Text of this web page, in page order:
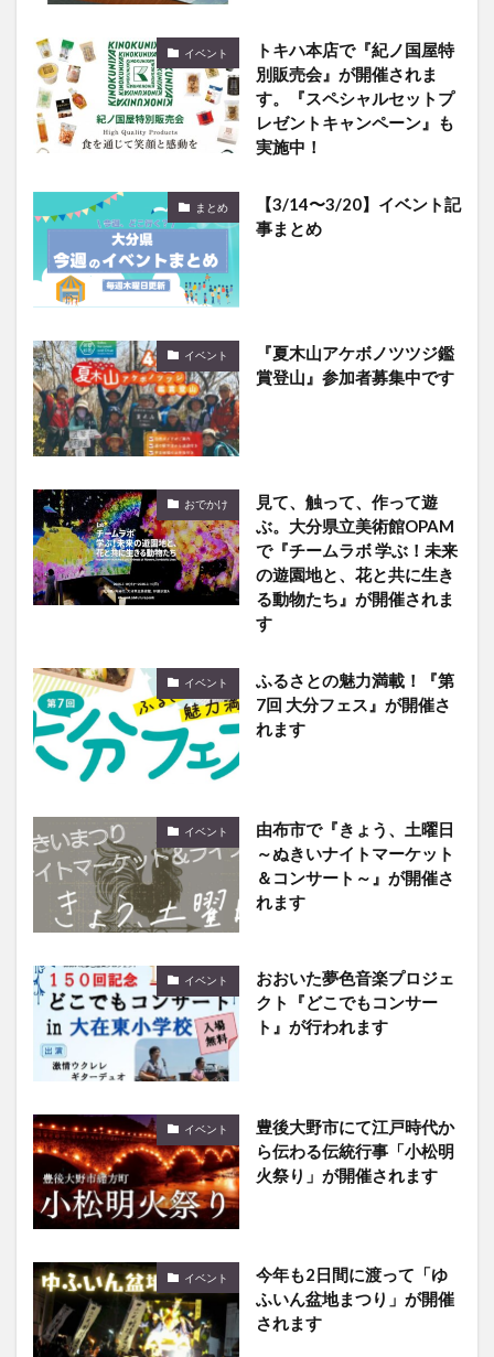
イベント
トキハ本店で『紀ノ国屋特
別販売会』が開催されま
す。『スペシャルセットプ
レゼントキャンペーン』も
実施中！
まとめ
【3/14〜3/20】イベント記
事まとめ
イベント
『夏木山アケボノツツジ鑑
賞登山』参加者募集中です
おでかけ
見て、触って、作って遊
ぶ。大分県立美術館OPAM
で『チームラボ 学ぶ！未来
の遊園地と、花と共に生き
る動物たち』が開催されま
す
イベント
ふるさとの魅力満載！『第
7回 大分フェス』が開催さ
れます
イベント
由布市で『きょう、土曜日
～ぬきいナイトマーケット
＆コンサート～』が開催さ
れます
イベント
おおいた夢色音楽プロジェ
クト『どこでもコンサー
ト』が行われます
イベント
豊後大野市にて江戸時代か
ら伝わる伝統行事「小松明
火祭り」が開催されます
イベント
今年も2日間に渡って「ゆ
ふいん盆地まつり」が開催
されます